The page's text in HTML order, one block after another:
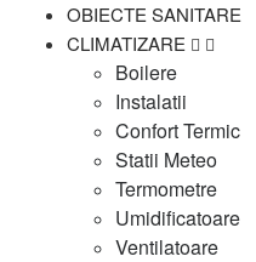
OBIECTE SANITARE
CLIMATIZARE
Boilere
Instalatii
Confort Termic
Statii Meteo
Termometre
Umidificatoare
Ventilatoare